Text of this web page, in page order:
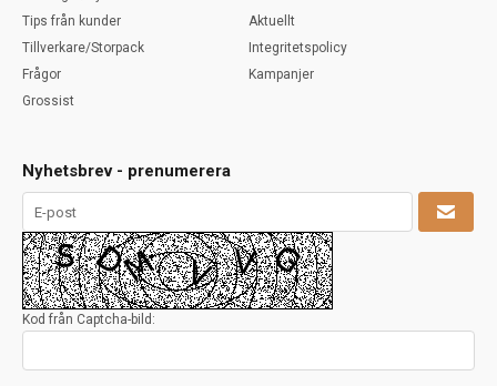
Tips från kunder
Tillverkare/Storpack
Frågor
Grossist
Aktuellt
Integritetspolicy
Kampanjer
Nyhetsbrev - prenumerera
Kod från Captcha-bild: